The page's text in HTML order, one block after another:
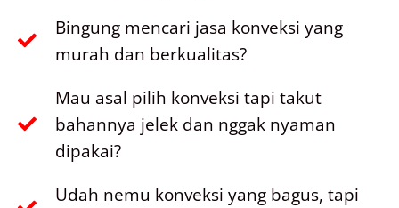
Bingung mencari jasa konveksi yang
murah dan berkualitas?
Mau asal pilih konveksi tapi takut
bahannya jelek dan nggak nyaman
dipakai?
Udah nemu konveksi yang bagus, tapi